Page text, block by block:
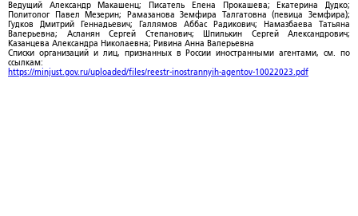
Ведущий Александр Макашенц; Писатель Елена Прокашева; Екатерина Дудко;
Политолог Павел Мезерин; Рамазанова Земфира Талгатовна (певица Земфира);
Гудков Дмитрий Геннадьевич; Галлямов Аббас Радикович; Намазбаева Татьяна
Валерьевна; Асланян Сергей Степанович; Шпилькин Сергей Александрович;
Казанцева Александра Николаевна; Ривина Анна Валерьевна
Списки организаций и лиц, признанных в России иностранными агентами, см. по
ссылкам:
https://minjust.gov.ru/uploaded/files/reestr-inostrannyih-agentov-10022023.pdf